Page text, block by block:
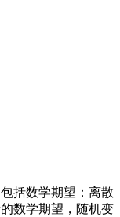
括数学期望：离散
数学期望，随机变